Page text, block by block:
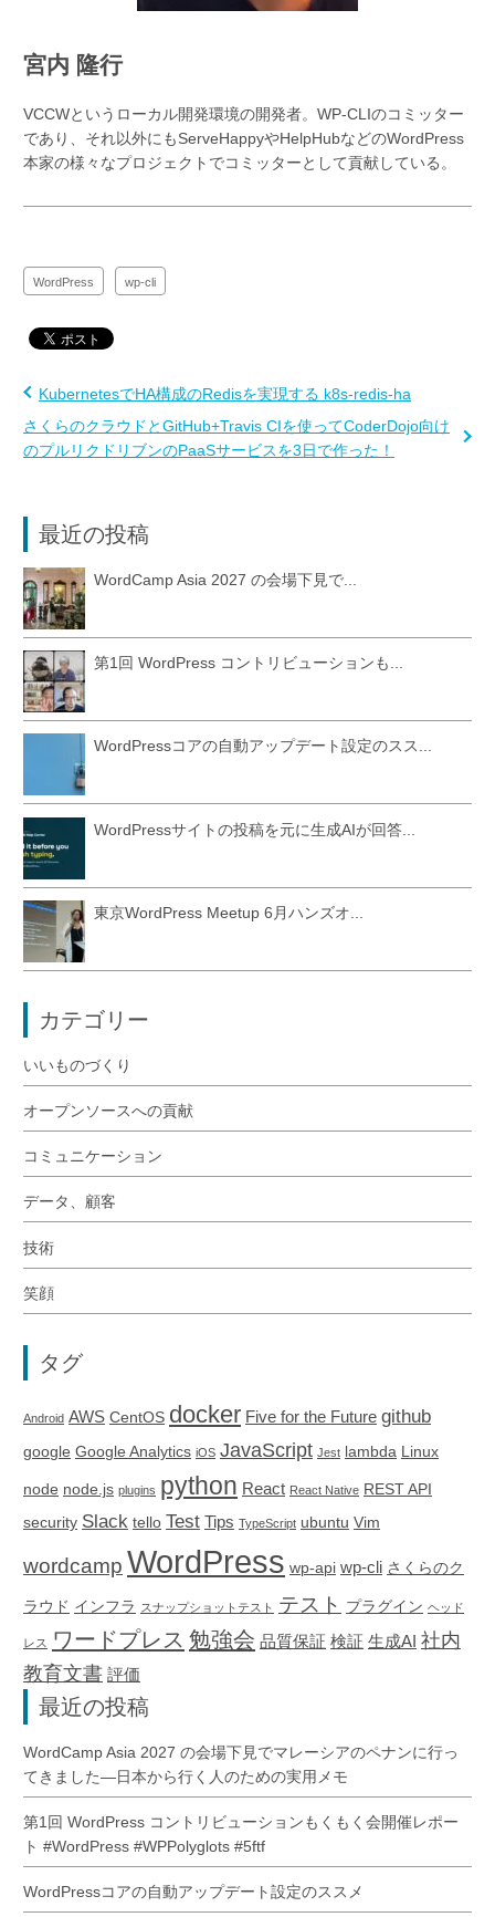
宮内 隆行
VCCWというローカル開発環境の開発者。WP-CLIのコミッター
であり、それ以外にもServeHappyやHelpHubなどのWordPress
本家の様々なプロジェクトでコミッターとして貢献している。
WordPress wp-cli
KubernetesでHA構成のRedisを実現する k8s-redis-ha
さくらのクラウドとGitHub+Travis CIを使ってCoderDojo向け
のプルリクドリブンのPaaSサービスを3日で作った！
最近の投稿
WordCamp Asia 2027 の会場下見で...
第1回 WordPress コントリビューションも...
WordPressコアの自動アップデート設定のスス...
WordPressサイトの投稿を元に生成AIが回答...
東京WordPress Meetup 6月ハンズオ...
カテゴリー
いいものづくり
オープンソースへの貢献
コミュニケーション
データ、顧客
技術
笑顔
タグ
Android AWS CentOS docker Five for the Future github
google Google Analytics iOS JavaScript Jest lambda Linux
node node.js plugins python React React Native REST API
security Slack tello Test Tips TypeScript ubuntu Vim
wordcamp WordPress wp-api wp-cli さくらのク
ラウド インフラ スナップショットテスト テスト プラグイン ヘッド
レス ワードプレス 勉強会 品質保証 検証 生成AI 社内
教育文書 評価
最近の投稿
WordCamp Asia 2027 の会場下見でマレーシアのペナンに行っ
てきました―日本から行く人のための実用メモ
第1回 WordPress コントリビューションもくもく会開催レポー
ト #WordPress #WPPolyglots #5ftf
WordPressコアの自動アップデート設定のススメ